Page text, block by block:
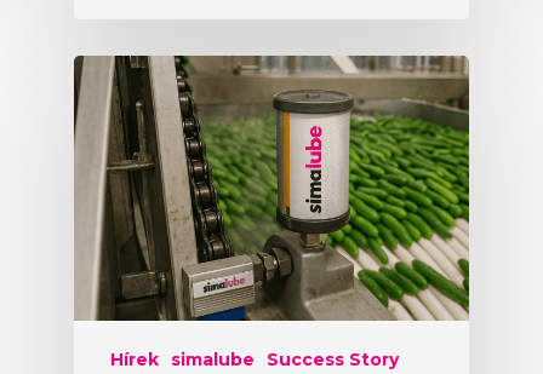
Hírek simalube
Success Story